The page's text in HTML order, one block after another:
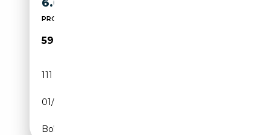
6.0 V8 PLATINUM AUTO
PRONTA CONSEGNA!!!
59 900€
111 239 km
01/2005
Boîte automatique